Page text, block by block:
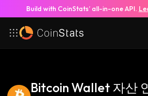
Build with CoinStats’ all-in-one API.
Bitcoin Wallet 자산